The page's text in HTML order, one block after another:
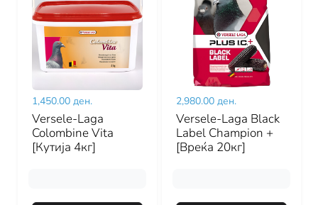
1,450.00 ден.
Versele-Laga
Colombine Vita
[Кутија 4кг]
2,980.00 ден.
Versele-Laga Black
Label Champion +
[Вреќа 20кг]